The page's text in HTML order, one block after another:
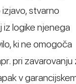
stvarno
logike njenega
ki ne omogoča
pri zavarovanju
v